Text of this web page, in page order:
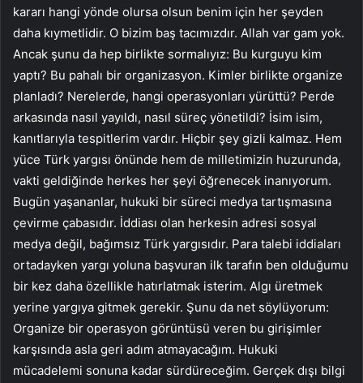
kararı hangi yönde olursa olsun benim için her şeyden
daha kıymetlidir. O bizim baş tacımızdır. Allah var gam yok.
Ancak şunu da hep birlikte sormalıyız: Bu kurguyu kim
yaptı? Bu pahalı bir organizasyon. Kimler birlikte organize
planladı? Nerelerde, hangi operasyonları yürüttü? Perde
arkasında nasıl yayıldı, nasıl süreç yönetildi? İsim isim,
kanıtlarıyla tespitlerim vardır. Hiçbir şey gizli kalmaz. Hem
yüce Türk yargısı önünde hem de milletimizin huzurunda,
vakti geldiğinde herkes her şeyi öğrenecek inanıyorum.
Bugün yaşananlar, hukuki bir süreci medya tartışmasına
çevirme çabasıdır. İddiası olan herkesin adresi sosyal
medya değil, bağımsız Türk yargısıdır. Para talebi iddiaları
ortadayken yargı yoluna başvuran ilk tarafın ben olduğumu
bir kez daha özellikle hatırlatmak isterim. Algı üretmek
yerine yargıya gitmek gerekir. Şunu da net söylüyorum:
Organize bir operasyon görüntüsü veren bu girişimler
karşısında asla geri adım atmayacağım. Hukuki
mücadelemi sonuna kadar sürdüreceğim. Gerçek dışı bilgi